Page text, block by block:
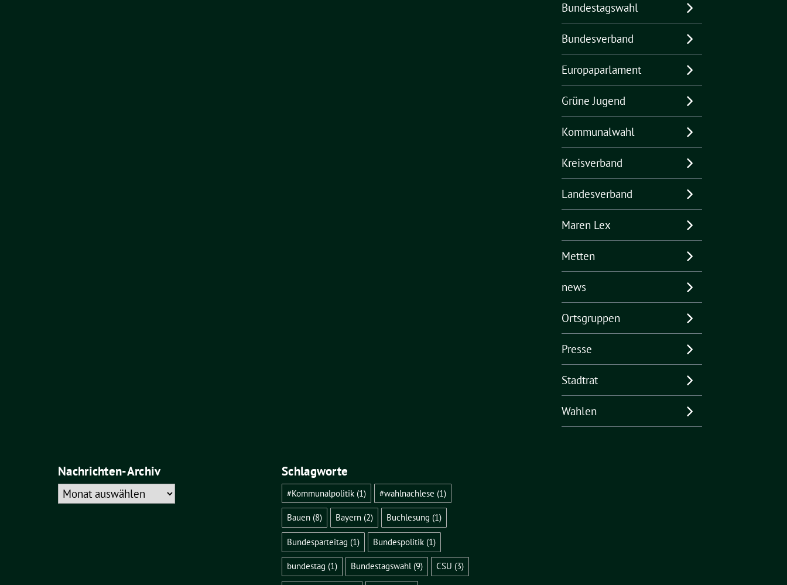
Bundestagswahl
Bundesverband
Europaparlament
Grüne Jugend
Kommunalwahl
Kreisverband
Landesverband
Maren Lex
Metten
news
Ortsgruppen
Presse
Stadtrat
Wahlen
Nachrichten-Archiv
Nachrichten-
Archiv
Schlagworte
#Kommunalpolitik (1) #wahlnachlese (1)
Bauen (8) Bayern(2) Buchlesung (1)
Bundesparteitag (1) Bundespolitik(1)
bundestag (1) Bundestagswahl(9) CSU (3)